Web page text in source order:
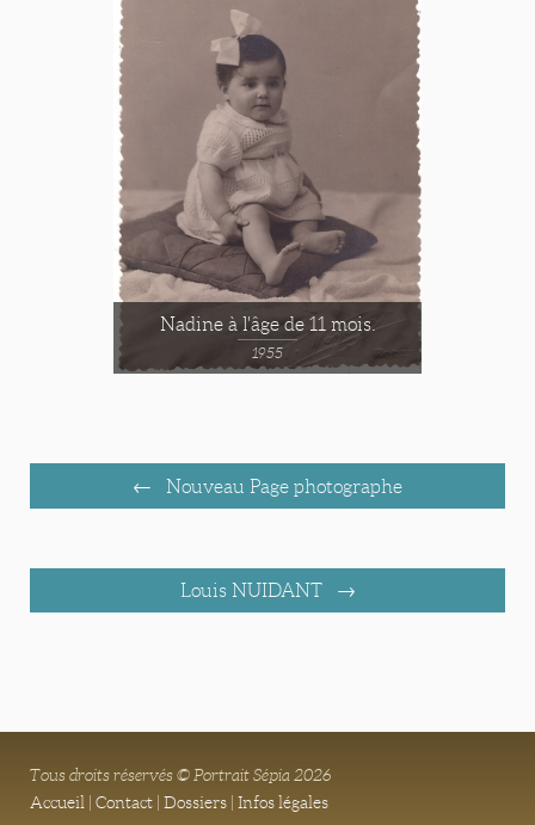
Nadine à l'âge de 11 mois.
1955
Nouveau Page photographe
Louis NUIDANT
Tous droits réservés © Portrait Sépia 2026
Accueil Contact Dossiers Infos légales